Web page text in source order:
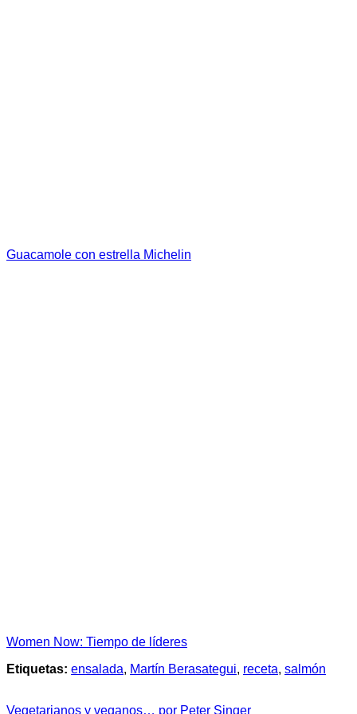
Guacamole con estrella Michelin
Women Now: Tiempo de líderes
Etiquetas: ensalada, Martín Berasategui, receta, salmón
Vegetarianos y veganos… por Peter Singer